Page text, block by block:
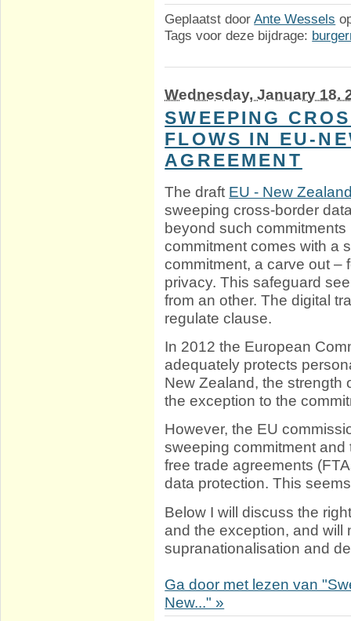
Geplaatst doorAnte Wessels
Tags voor deze bijdrage:
Wednesday, January 18.
SWEEPING
FLOWS IN EU-
AGREEMENT
The draft EU - New
sweeping cross-border
beyond such
commitment comes with a
commitment, a carve out –
privacy. This safeguard
from an other. The digital
regulate clause.
In 2012 the European
adequately protects
New Zealand, the strength
the exception to the
However, the EU
sweeping commitment
free trade agreements
data protection. This
Below I will discuss the
and the exception, and will
supranationalisation and
Ga door met lezen van
New..." »